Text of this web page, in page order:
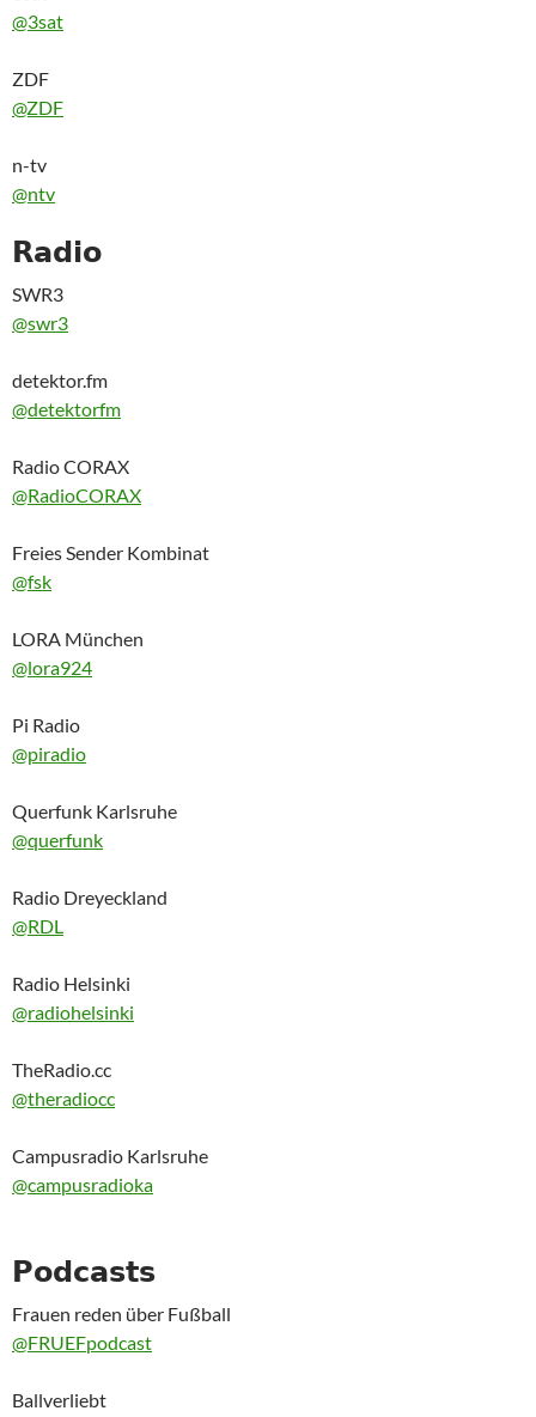
@3sat
ZDF
@ZDF
n-tv
@ntv
𝗥𝗮𝗱𝗶𝗼
SWR3
@swr3
detektor.fm
@detektorfm
Radio CORAX
@RadioCORAX
Freies Sender Kombinat
@fsk
LORA München
@lora924
Pi Radio
@piradio
Querfunk Karlsruhe
@querfunk
Radio Dreyeckland
@RDL
Radio Helsinki
@radiohelsinki
TheRadio.cc
@theradiocc
Campusradio Karlsruhe
@campusradioka
𝗣𝗼𝗱𝗰𝗮𝘀𝘁𝘀
Frauen reden über Fußball
@FRUEFpodcast
Ballverliebt